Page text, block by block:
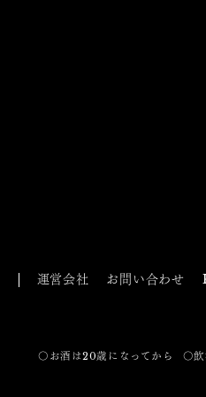
運営会社 お問い合わせ
〇お酒は20歳になってから 〇